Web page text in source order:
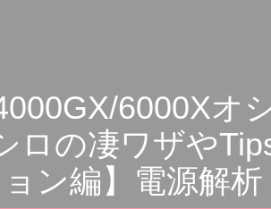
6000Xオ
ロの凄ワザや
ョン編】電源解